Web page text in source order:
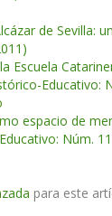
de Sevilla:
Escuela
Educativo:
espacio de
Núm.
para este